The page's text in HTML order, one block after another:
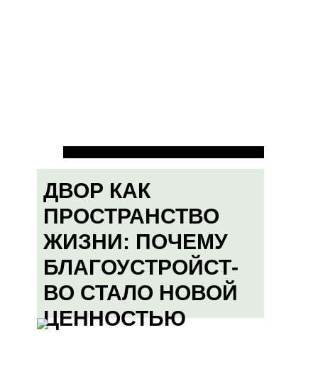
ДВОР КАК
ПРОСТРАНСТВО
ЖИЗНИ: ПОЧЕМУ
БЛАГОУСТРОЙСТ-
ВО СТАЛО НОВОЙ
ЦЕННОСТЬЮ